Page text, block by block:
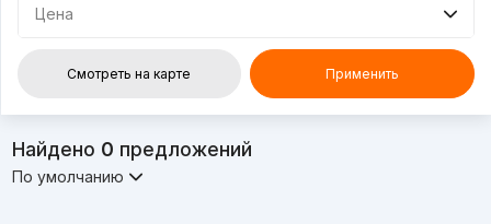
Цена
Смотреть на карте Применить
Найдено 0 предложений
По умолчанию